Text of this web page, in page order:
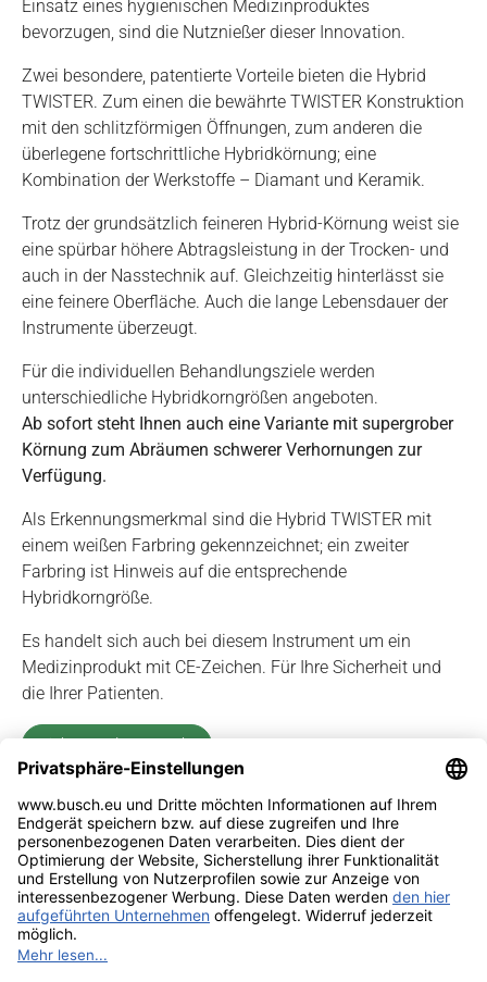
Einsatz eines hygienischen Medizinproduktes
bevorzugen, sind die Nutznießer dieser Innovation.
Zwei besondere, patentierte Vorteile bieten die Hybrid
TWISTER. Zum einen die bewährte TWISTER Konstruktion
mit den schlitzförmigen Öffnungen, zum anderen die
überlegene fortschrittliche Hybridkörnung; eine
Kombination der Werkstoffe – Diamant und Keramik.
Trotz der grundsätzlich feineren Hybrid-Körnung weist sie
eine spürbar höhere Abtragsleistung in der Trocken- und
auch in der Nasstechnik auf. Gleichzeitig hinterlässt sie
eine feinere Oberfläche. Auch die lange Lebensdauer der
Instrumente überzeugt.
Für die individuellen Behandlungsziele werden
unterschiedliche Hybridkorngrößen angeboten.
Ab sofort steht Ihnen auch eine Variante mit supergrober
Körnung zum Abräumen schwerer Verhornungen zur
Verfügung.
Als Erkennungsmerkmal sind die Hybrid TWISTER mit
einem weißen Farbring gekennzeichnet; ein zweiter
Farbring ist Hinweis auf die entsprechende
Hybridkorngröße.
Es handelt sich auch bei diesem Instrument um ein
Medizinprodukt mit CE-Zeichen. Für Ihre Sicherheit und
die Ihrer Patienten.
Siehe Sonderprospekt
Impressum